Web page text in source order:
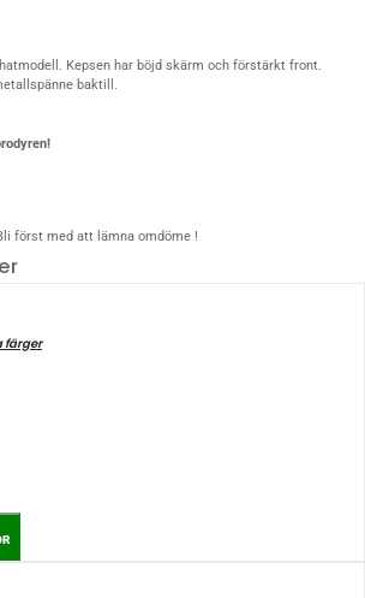
Kepsen har böjd skärm och förstärkt front.
baktill.
först med att lämna omdöme !
färger